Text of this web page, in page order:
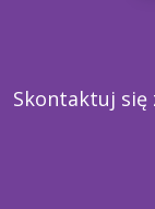
Skontaktuj się